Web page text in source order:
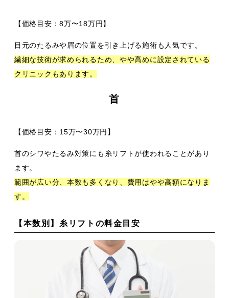
【価格目安：8万〜18万円】
目元のたるみや眉の位置を引き上げる施術も人気です。
繊細な技術が求められるため、やや高めに設定されている
クリニックもあります。
首
【価格目安：15万〜30万円】
首のシワやたるみ対策にも糸リフトが使われることがあり
ます。
範囲が広い分、本数も多くなり、費用はやや高額になりま
す。
【本数別】糸リフトの料金目安